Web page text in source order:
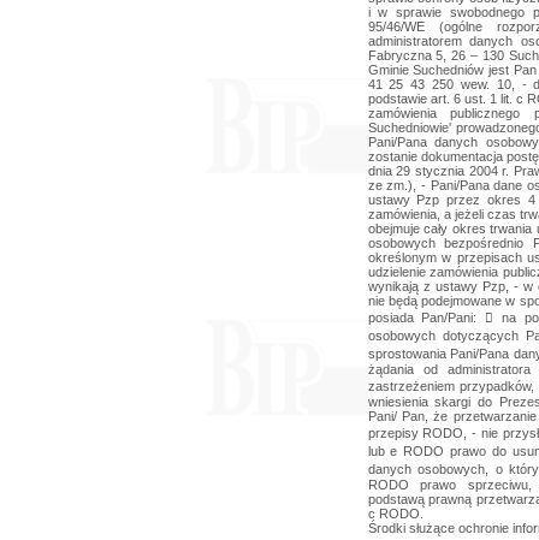
i w sprawie swobodnego
95/46/WE (ogólne
administratorem danych
Fabryczna 5, 26 – 130
Gminie Suchedniów jest
41 25 43 250 wew. 10, -
podstawie art. 6 ust. 1 lit. c
zamówienia
Suchedniowie'
Pani/Pana danych
zostanie dokumentacja
dnia 29 stycznia 2004 r.
ze zm.), - Pani/Pana dane
ustawy Pzp przez okres 4
zamówienia, a jeżeli czas
obejmuje cały okres
osobowych bezpośrednio
określonym w przepisach
udzielenie zamówienia
wynikają z ustawy Pzp, - w
nie będą podejmowane w
posiada Pan/Pani:  na
osobowych dotyczących
sprostowania Pani/Pana
żądania od
zastrzeżeniem
wniesienia skargi do
Pani/ Pan, że
przepisy RODO, - nie
lub e RODO prawo do
danych osobowych, o
RODO prawo
podstawą prawną
c RODO.
Środki służące ochronie